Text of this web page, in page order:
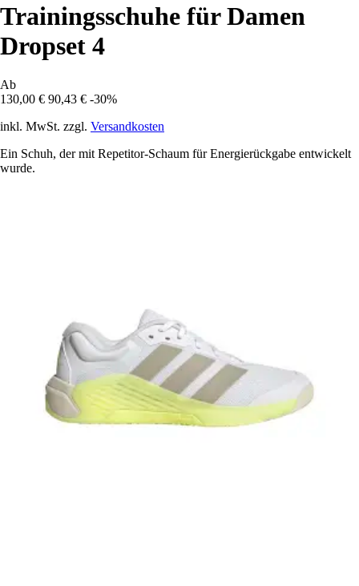
Trainingsschuhe für Damen
Dropset 4
Ab
130,00 € 90,43 € -30%
inkl. MwSt. zzgl. Versandkosten
Ein Schuh, der mit Repetitor-Schaum für Energierückgabe entwickelt
wurde.